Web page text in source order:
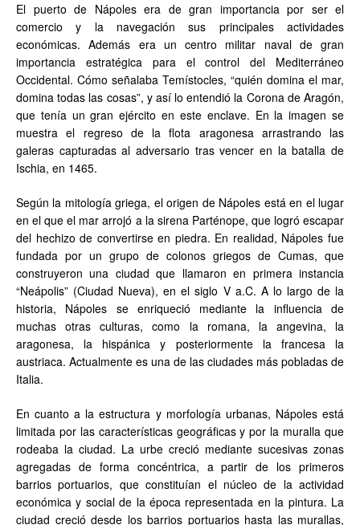
El puerto de Nápoles era de gran importancia por ser el
comercio y la navegación sus principales actividades
económicas. Además era un centro militar naval de gran
importancia estratégica para el control del Mediterráneo
Occidental. Cómo señalaba Temístocles, “quién domina el mar,
domina todas las cosas”, y así lo entendió la Corona de Aragón,
que tenía un gran ejército en este enclave. En la imagen se
muestra el regreso de la flota aragonesa arrastrando las
galeras capturadas al adversario tras vencer en la batalla de
Ischia, en 1465.
Según la mitología griega, el origen de Nápoles está en el lugar
en el que el mar arrojó a la sirena Parténope, que logró escapar
del hechizo de convertirse en piedra. En realidad, Nápoles fue
fundada por un grupo de colonos griegos de Cumas, que
construyeron una ciudad que llamaron en primera instancia
“Neápolis” (Ciudad Nueva), en el siglo V a.C. A lo largo de la
historia, Nápoles se enriqueció mediante la influencia de
muchas otras culturas, como la romana, la angevina, la
aragonesa, la hispánica y posteriormente la francesa la
austriaca. Actualmente es una de las ciudades más pobladas de
Italia.
En cuanto a la estructura y morfología urbanas, Nápoles está
limitada por las características geográficas y por la muralla que
rodeaba la ciudad. La urbe creció mediante sucesivas zonas
agregadas de forma concéntrica, a partir de los primeros
barrios portuarios, que constituían el núcleo de la actividad
económica y social de la época representada en la pintura. La
ciudad creció desde los barrios portuarios hasta las murallas,